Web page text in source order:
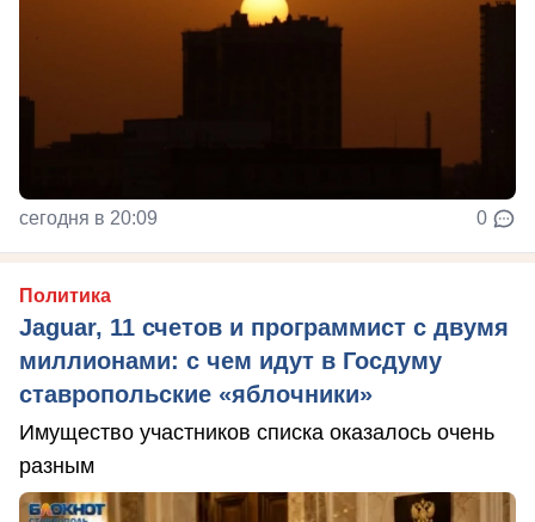
сегодня в 20:09 0
Политика
Jaguar, 11 счетов и программист с двумя
миллионами: с чем идут в Госдуму
ставропольские «яблочники»
Имущество участников списка оказалось очень
разным